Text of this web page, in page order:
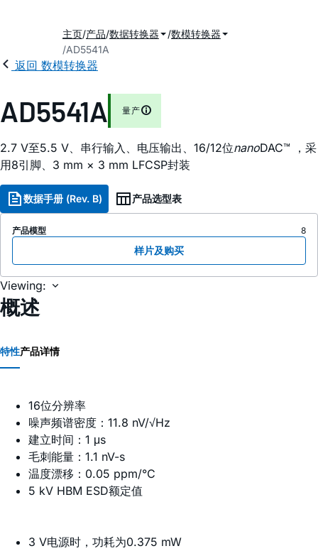
主页 产品 数据转换器
数模转换器
AD5541A
返回 数模转换器
AD5541A 量产
2.7 V至5.5 V、串行输入、电压输出、16/12位nanoDAC™ ，采
用8引脚、3 mm × 3 mm LFCSP封装
数据手册 (Rev. B) 产品选型表
产品模型 8
样片及购买
Viewing:
概述
特性产品详情
16位分辨率
噪声频谱密度：11.8 nV/√Hz
建立时间：1 μs
毛刺能量：1.1 nV-s
温度漂移：0.05 ppm/°C
5 kV HBM ESD额定值
3 V电源时，功耗为0.375 mW